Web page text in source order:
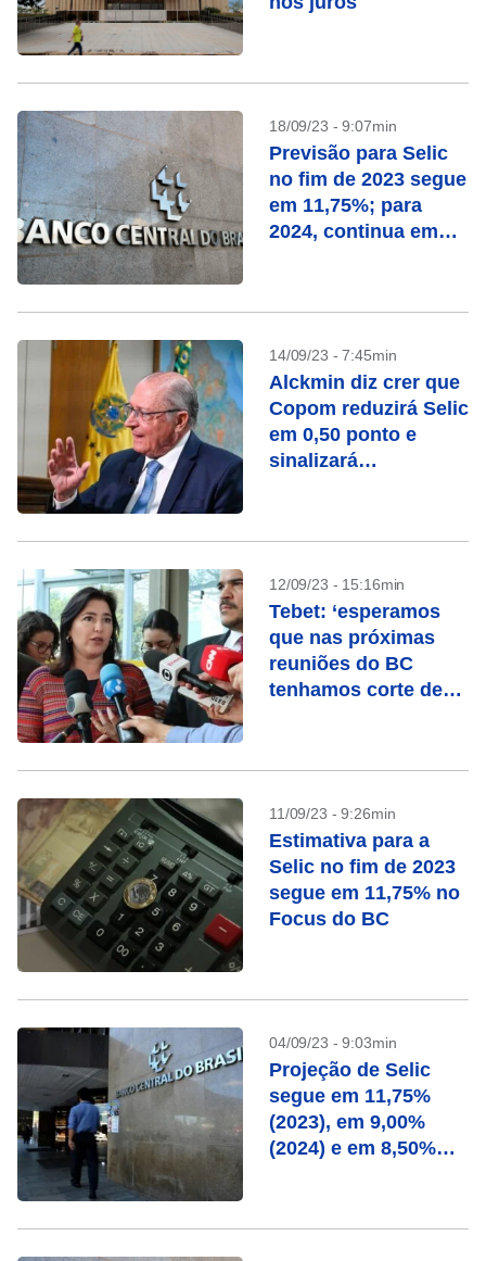
18/09/23 - 9:07min
Previsão para Selic
no fim de 2023 segue
em 11,75%; para
2024, continua em
14/09/23 - 7:45min
Alckmin diz crer que
Copom reduzirá Selic
em 0,50 ponto e
sinalizará
12/09/23 - 15:16min
Tebet: ‘esperamos
que nas próximas
reuniões do BC
tenhamos corte de
11/09/23 - 9:26min
Estimativa para a
Selic no fim de 2023
segue em 11,75% no
Focus do BC
04/09/23 - 9:03min
Projeção de Selic
segue em 11,75%
(2023), em 9,00%
(2024) e em 8,50%